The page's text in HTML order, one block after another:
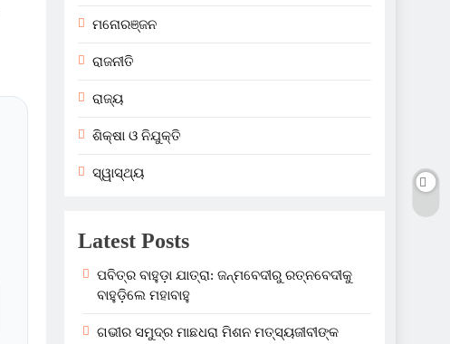
ମନୋରଞ୍ଜନ
ରାଜନୀତି
ରାଜ୍ୟ
ଶିକ୍ଷା ଓ ନିଯୁକ୍ତି
ସ୍ୱାସ୍ଥ୍ୟ
Latest Posts
ପବିତ୍ର ବାହୁଡ଼ା ଯାତ୍ରା: ଜନ୍ମବେଦୀରୁ ରତ୍ନବେଦୀକୁ
ବାହୁଡ଼ିଲେ ମହାବାହୁ
ଗଭୀର ସମୁଦ୍ର ମାଛଧରା ମିଶନ ମତ୍ସ୍ୟଜୀବୀଙ୍କ